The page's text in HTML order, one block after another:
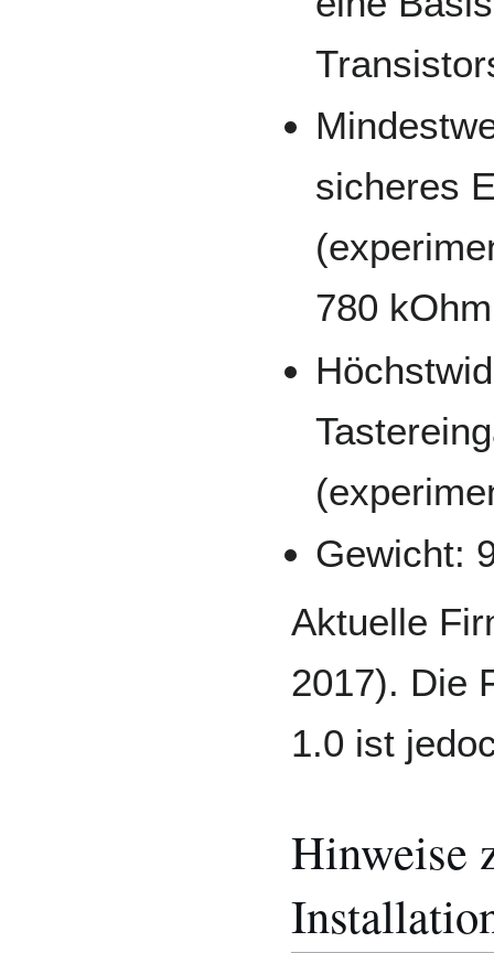
sicheres
780
Gewicht:
Aktuelle
2017). Die
1.0 ist
Hinweise